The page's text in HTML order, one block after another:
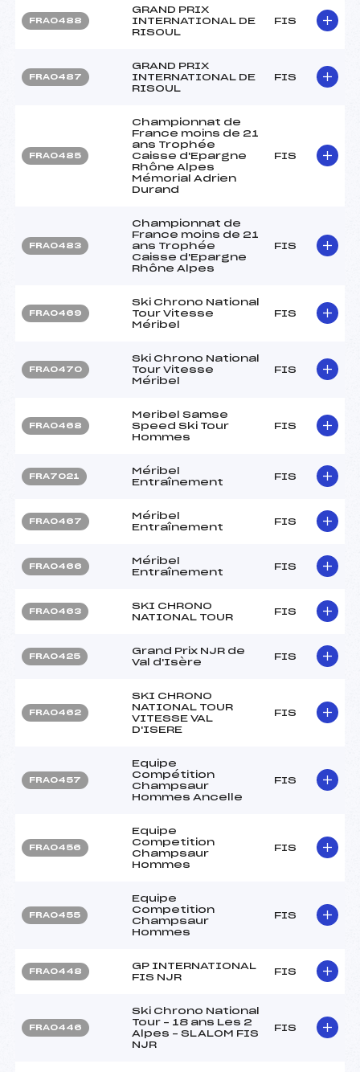
FRA0488
GRAND PRIX
INTERNATIONAL DE
RISOUL
FIS
FRA0487
GRAND PRIX
INTERNATIONAL DE
RISOUL
FIS
FRA0485
Championnat de
France moins de 21
ans Trophée
Caisse d'Epargne
Rhône Alpes
Mémorial Adrien
Durand
FIS
FRA0483
Championnat de
France moins de 21
ans Trophée
Caisse d'Epargne
Rhône Alpes
FIS
FRA0469
Ski Chrono National
Tour Vitesse
Méribel
FIS
FRA0470
Ski Chrono National
Tour Vitesse
Méribel
FIS
FRA0468
Meribel Samse
Speed Ski Tour
Hommes
FIS
FRA7021
Méribel
Entraînement
FIS
FRA0467
Méribel
Entraînement
FIS
FRA0466
Méribel
Entraînement
FIS
FRA0463
SKI CHRONO
NATIONAL TOUR
FIS
FRA0425
Grand Prix NJR de
Val d'Isère
FIS
FRA0462
SKI CHRONO
NATIONAL TOUR
VITESSE VAL
D'ISERE
FIS
FRA0457
Equipe
Compétition
Champsaur
Hommes Ancelle
FIS
FRA0456
Equipe
Competition
Champsaur
Hommes
FIS
FRA0455
Equipe
Competition
Champsaur
Hommes
FIS
FRA0448
GP INTERNATIONAL
FIS NJR
FIS
FRA0446
Ski Chrono National
Tour – 18 ans Les 2
Alpes – SLALOM FIS
NJR
FIS